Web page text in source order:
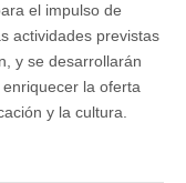
el impulso de
actividades previstas
y se desarrollarán
la oferta
y la cultura.